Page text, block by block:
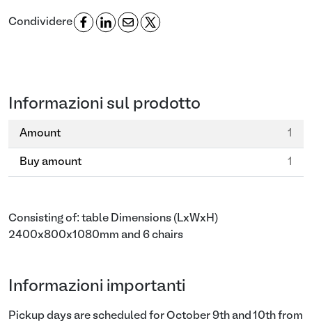
Condividere
Informazioni sul prodotto
Amount 1
Buy amount 1
Consisting of: table Dimensions (LxWxH)
2400x800x1080mm and 6 chairs
Informazioni importanti
Pickup days are scheduled for October 9th and 10th from